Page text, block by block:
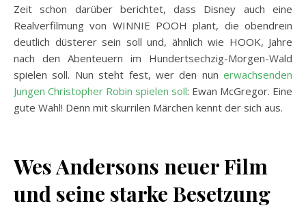
Zeit schon darüber berichtet, dass Disney auch eine
Realverfilmung von WINNIE POOH plant, die obendrein
deutlich düsterer sein soll und, ähnlich wie HOOK, Jahre
nach den Abenteuern im Hundertsechzig-Morgen-Wald
spielen soll. Nun steht fest, wer den nun erwachsenden
Jungen Christopher Robin spielen soll: Ewan McGregor. Eine
gute Wahl! Denn mit skurrilen Märchen kennt der sich aus.
Wes Andersons neuer Film
und seine starke Besetzung